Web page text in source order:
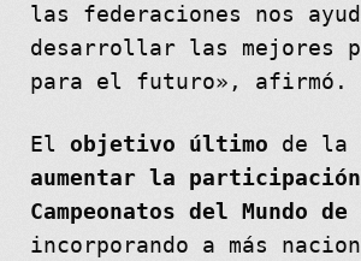
las federaciones nos
desarrollar las mejores
para el futuro», afirmó.
El objetivo último de la
aumentar la
Campeonatos del Mundo
incorporando a más